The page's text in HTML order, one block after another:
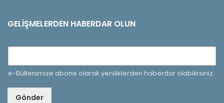
GELIŞMELERDEN HABERDAR OLUN
e-Bültenimize abone olarak yeniliklerden haberdar olabilirsiniz.
Gönder